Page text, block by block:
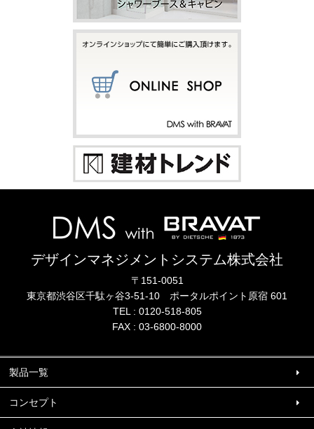
デザインマネジメントシステム株式会社
〒151-0051
東京都渋谷区千駄ヶ谷3-51-10 ポータルポイント 原宿 601
TEL : 0120-518-805
FAX : 03-6800-8000
製品一覧
コンセプト